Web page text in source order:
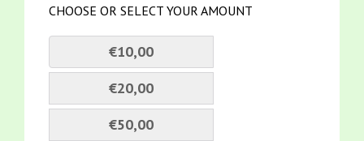
CHOOSE OR SELECT YOUR AMOUNT
€10,00
€20,00
€50,00